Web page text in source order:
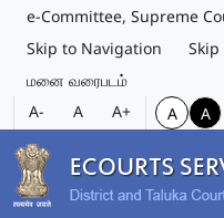
e-Committee, Supreme
Skip to Navigation
மனை வரைபடம்
A-
A A+ A A